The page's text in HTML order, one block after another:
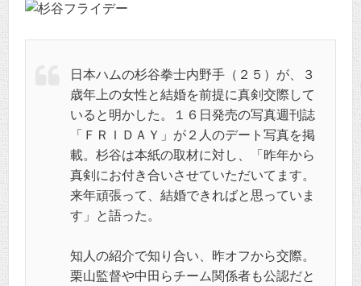
日本ハムの杉谷拳士内野手（２５）が、３
歳年上の女性と結婚を前提に真剣交際して
いると明かした。１６日発売の写真週刊誌
「ＦＲＩＤＡＹ」が２人のデート写真を掲
載。杉谷は本紙の取材に対し、「昨年から
真剣にお付き合いさせていただいてます。
来年頑張って、結婚できればと思っていま
す」と語った。
知人の紹介で知り合い、昨オフから交際。
栗山監督や中田らチーム関係者も公認だと